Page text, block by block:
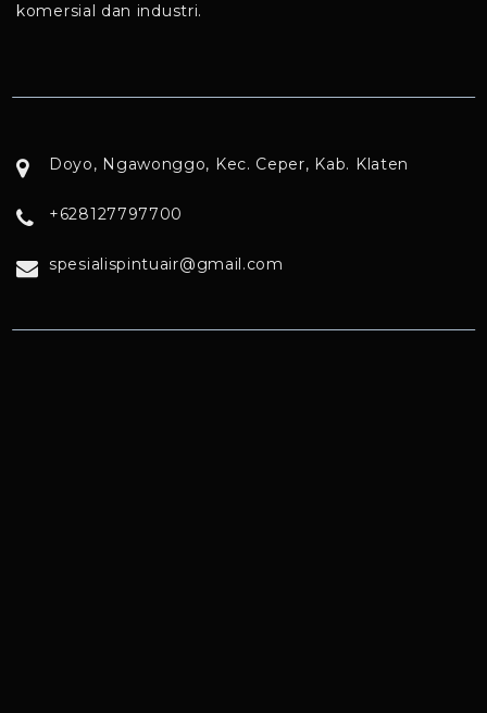
komersial dan industri.
Doyo, Ngawonggo, Kec. Ceper, Kab. Klaten
+628127797700
spesialispintuair@gmail.com